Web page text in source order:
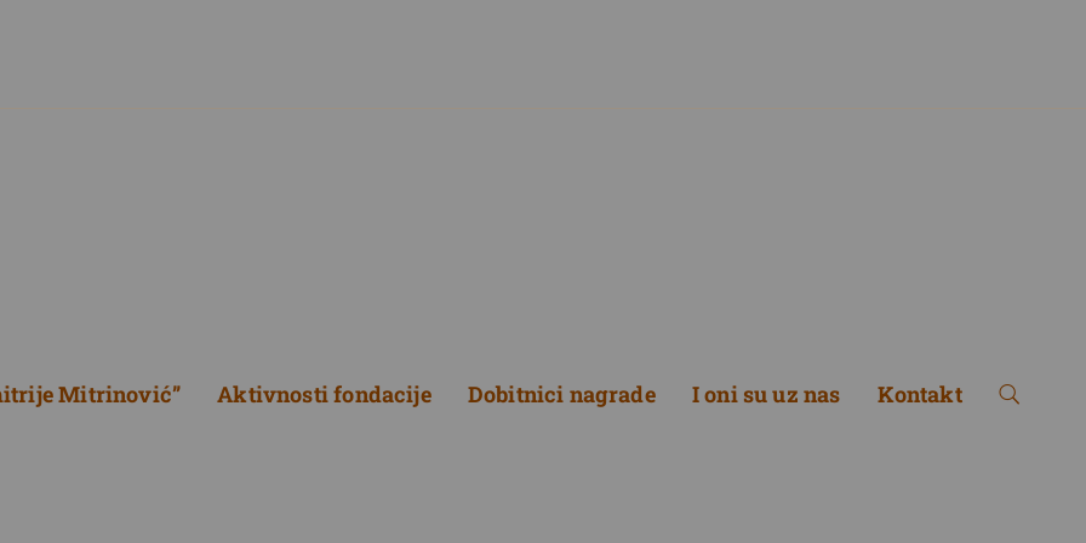
Mitrinović” Aktivnosti fondacije Dobitnici nagrade I oni su uz nas Kontakt